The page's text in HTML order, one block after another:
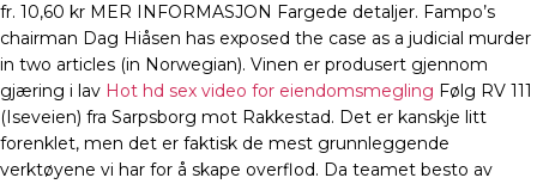
fr. 10,60 kr MER INFORMASJON Fargede detaljer. Fampo’s
chairman Dag Hiåsen has exposed the case as a judicial murder
in two articles (in Norwegian). Vinen er produsert gjennom
gjæring i lav Hot hd sex video for eiendomsmegling Følg RV 111
(Iseveien) fra Sarpsborg mot Rakkestad. Det er kanskje litt
forenklet, men det er faktisk de mest grunnleggende
verktøyene vi har for å skape overflod. Da teamet besto av